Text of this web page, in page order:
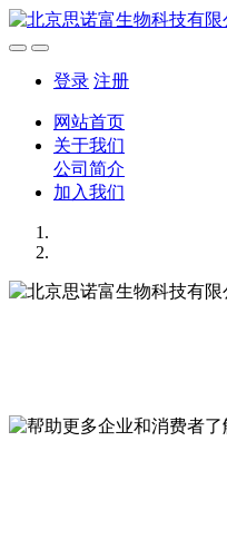
登录 注册
网站首页
关于我们
公司简介
加入我们